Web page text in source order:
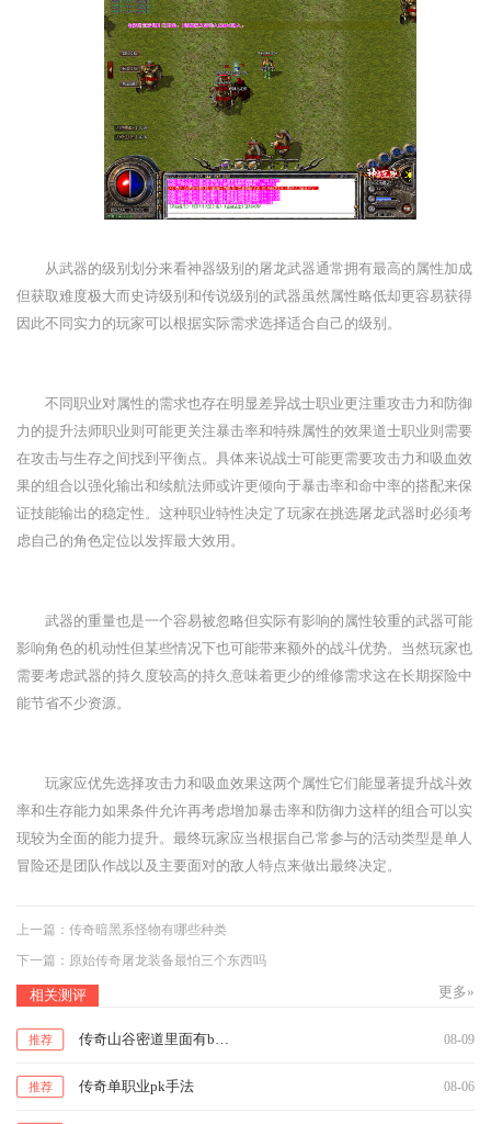
从武器的级别划分来看神器级别的屠龙武器通常拥有最高的属性加成
但获取难度极大而史诗级别和传说级别的武器虽然属性略低却更容易获得
因此不同实力的玩家可以根据实际需求选择适合自己的级别。
不同职业对属性的需求也存在明显差异战士职业更注重攻击力和防御
力的提升法师职业则可能更关注暴击率和特殊属性的效果道士职业则需要
在攻击与生存之间找到平衡点。具体来说战士可能更需要攻击力和吸血效
果的组合以强化输出和续航法师或许更倾向于暴击率和命中率的搭配来保
证技能输出的稳定性。这种职业特性决定了玩家在挑选屠龙武器时必须考
虑自己的角色定位以发挥最大效用。
武器的重量也是一个容易被忽略但实际有影响的属性较重的武器可能
影响角色的机动性但某些情况下也可能带来额外的战斗优势。当然玩家也
需要考虑武器的持久度较高的持久意味着更少的维修需求这在长期探险中
能节省不少资源。
玩家应优先选择攻击力和吸血效果这两个属性它们能显著提升战斗效
率和生存能力如果条件允许再考虑增加暴击率和防御力这样的组合可以实
现较为全面的能力提升。最终玩家应当根据自己常参与的活动类型是单人
冒险还是团队作战以及主要面对的敌人特点来做出最终决定。
上一篇： 传奇暗黑系怪物有哪些种类
下一篇： 原始传奇屠龙装备最怕三个东西吗
相关测评 更多»
推荐 传奇山谷密道里面有boss吗 08-09
推荐 传奇单职业pk手法 08-06